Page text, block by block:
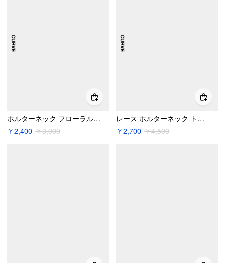
ホルターネック フローラル刺繍 トライアングルトップ & ミッドライズ フルカバレッジ ビキニセット カーブ & プラス
￥2,400 ￥3,900
レース ホルターネック トライアングル ミッドライズ ビキニセット（スカート付き）カーブ＆プラス
￥2,700 ￥4,500